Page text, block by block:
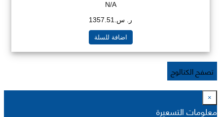
N/A
ر. س.1357.51
اضافة للسلة
تصفح الكتالوج
×
معلومات التسعيرة